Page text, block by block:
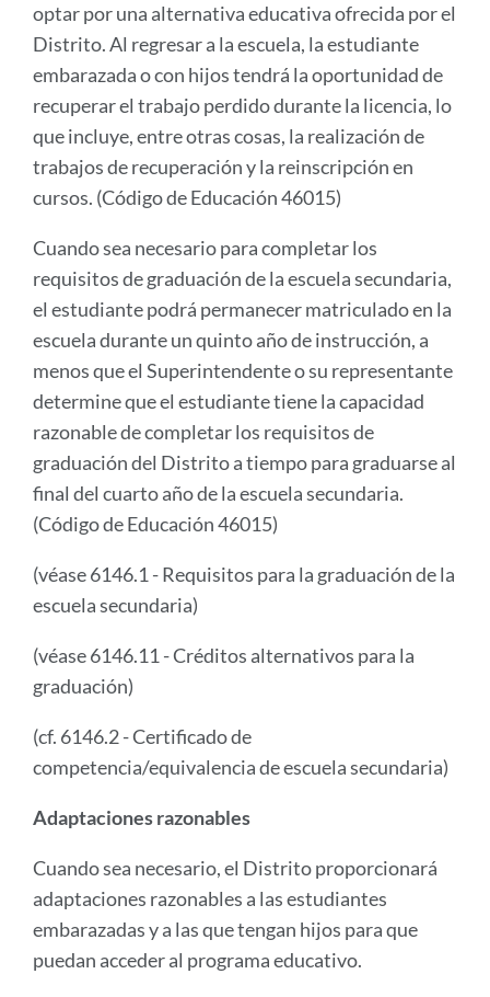
optar por una alternativa educativa ofrecida por el
Distrito. Al regresar a la escuela, la estudiante
embarazada o con hijos tendrá la oportunidad de
recuperar el trabajo perdido durante la licencia, lo
que incluye, entre otras cosas, la realización de
trabajos de recuperación y la reinscripción en
cursos. (Código de Educación 46015)
Cuando sea necesario para completar los
requisitos de graduación de la escuela secundaria,
el estudiante podrá permanecer matriculado en la
escuela durante un quinto año de instrucción, a
menos que el Superintendente o su representante
determine que el estudiante tiene la capacidad
razonable de completar los requisitos de
graduación del Distrito a tiempo para graduarse al
final del cuarto año de la escuela secundaria.
(Código de Educación 46015)
(véase 6146.1 - Requisitos para la graduación de la
escuela secundaria)
(véase 6146.11 - Créditos alternativos para la
graduación)
(cf. 6146.2 - Certificado de
competencia/equivalencia de escuela secundaria)
Adaptaciones razonables
Cuando sea necesario, el Distrito proporcionará
adaptaciones razonables a las estudiantes
embarazadas y a las que tengan hijos para que
puedan acceder al programa educativo.